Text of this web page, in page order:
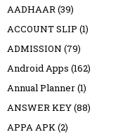
AADHAAR(39)
ACCOUNT SLIP (1)
ADMISSION (79)
Android Apps (162)
Annual Planner(1)
ANSWER KEY(88)
APPA APK(2)